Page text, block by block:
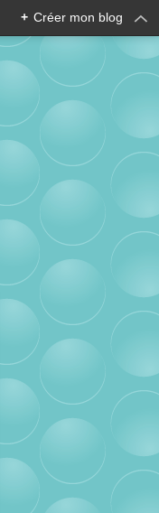
+ Créer mon blog